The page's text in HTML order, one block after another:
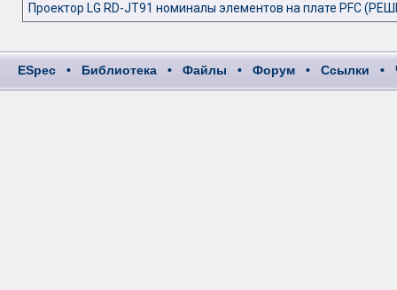
Проектор LG RD-JT91 номиналы элементов на плате PFC
ESpec • Библиотека • Файлы • Форум • Ссылки •